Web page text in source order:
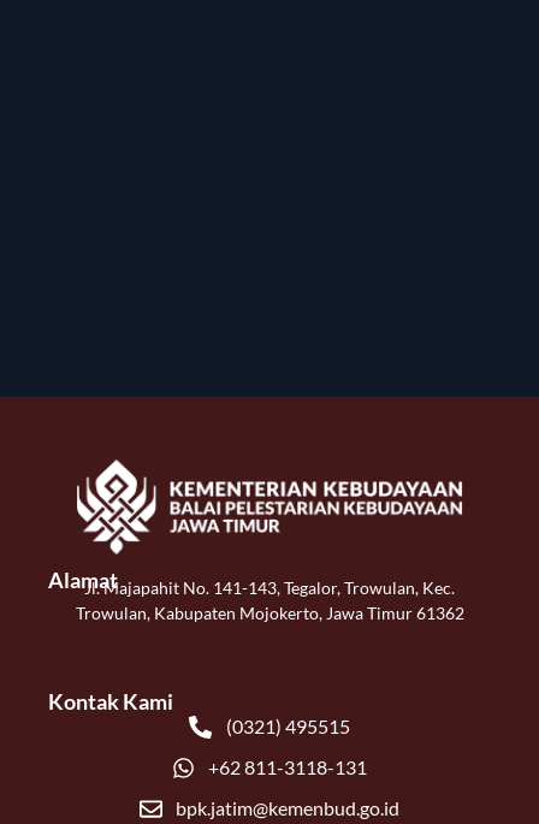
AlamatJl. Majapahit No. 141-143, Tegalor, Trowulan, Kec.
Trowulan, Kabupaten Mojokerto, Jawa Timur 61362
Kontak Kami
(0321) 495515
+62 811-3118-131
bpk.jatim@kemenbud.go.id